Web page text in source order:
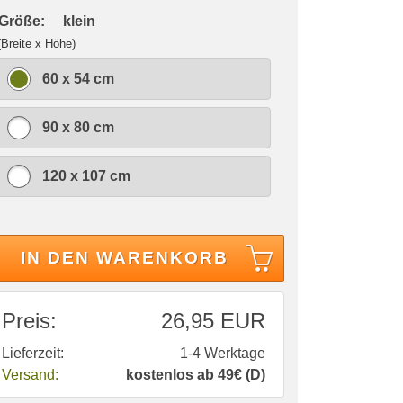
klein
x Höhe)
60 x 54 cm
90 x 80 cm
120 x 107 cm
IN DEN WARENKORB
Preis: 26,95 EUR
Lieferzeit:
1-4 Werktage
Versand:
kostenlos ab 49€ (D)